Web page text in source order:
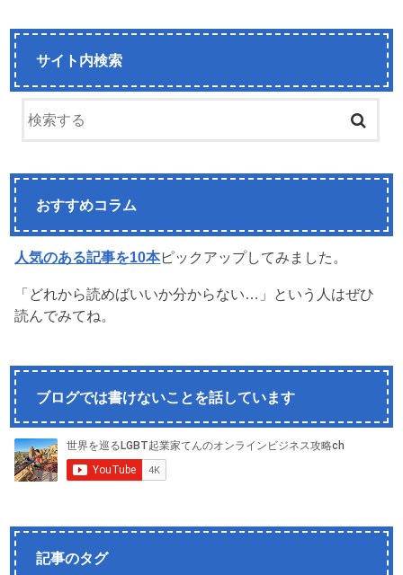
サイト内検索
おすすめコラム
人気のある記事を10本ピックアップしてみました。
「どれから読めばいいか分からない…」という人はぜひ
読んでみてね。
ブログでは書けないことを話しています
記事のタグ